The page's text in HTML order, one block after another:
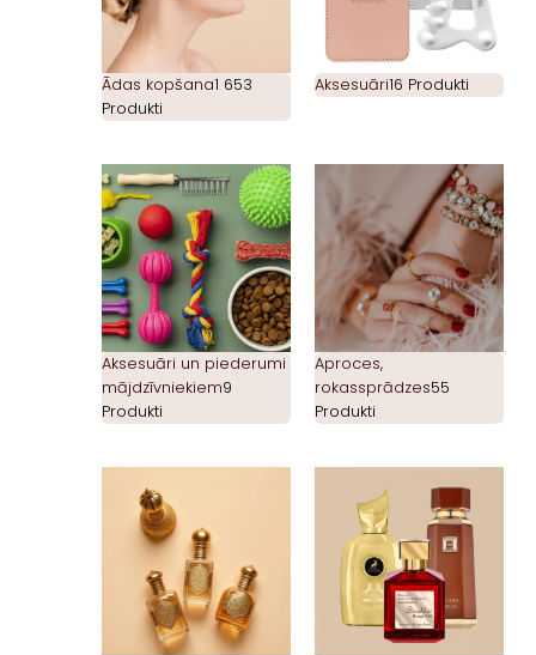
Ādas kopšana1 653
Produkti
Aksesuāri16 Produkti
Aksesuāri un piederumi
mājdzīvniekiem9
Produkti
Aproces,
rokassprādzes55
Produkti